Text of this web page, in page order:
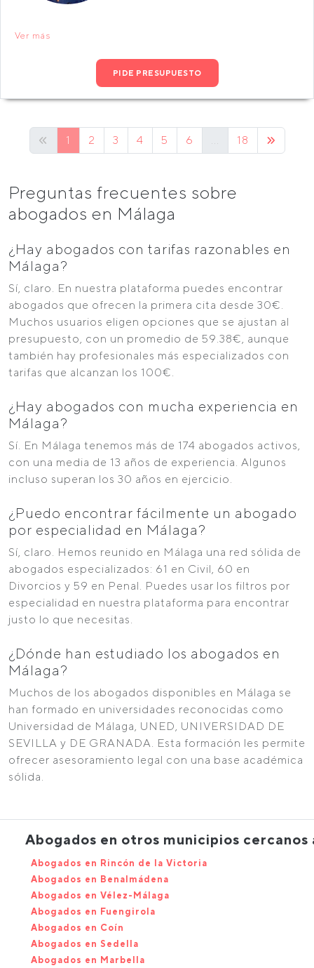
Ver más
PIDE PRESUPUESTO
1 2 3 4 5 6 ... 18
Preguntas frecuentes sobre
abogados en Málaga
¿Hay abogados con tarifas razonables en
Málaga?
Sí, claro. En nuestra plataforma puedes encontrar
abogados que ofrecen la primera cita desde 30€.
Muchos usuarios eligen opciones que se ajustan al
presupuesto, con un promedio de 59.38€, aunque
también hay profesionales más especializados con
tarifas que alcanzan los 100€.
¿Hay abogados con mucha experiencia en
Málaga?
Sí. En Málaga tenemos más de 174 abogados activos,
con una media de 13 años de experiencia. Algunos
incluso superan los 30 años en ejercicio.
¿Puedo encontrar fácilmente un abogado
por especialidad en Málaga?
Sí, claro. Hemos reunido en Málaga una red sólida de
abogados especializados: 61 en Civil, 60 en
Divorcios y 59 en Penal. Puedes usar los filtros por
especialidad en nuestra plataforma para encontrar
justo lo que necesitas.
¿Dónde han estudiado los abogados en
Málaga?
Muchos de los abogados disponibles en Málaga se
han formado en universidades reconocidas como
Universidad de Málaga, UNED, UNIVERSIDAD DE
SEVILLA y DE GRANADA. Esta formación les permite
ofrecer asesoramiento legal con una base académica
sólida.
Abogados en otros municipios cercanos
Abogados en Rincón de la Victoria
Abogados en Benalmádena
Abogados en Vélez-Málaga
Abogados en Fuengirola
Abogados en Coín
Abogados en Sedella
Abogados en Marbella